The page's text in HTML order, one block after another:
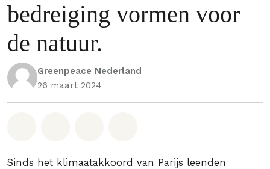
bedreiging vormen voor
de natuur.
Greenpeace Nederland
26 maart 2024
Sinds het klimaatakkoord van Parijs leenden